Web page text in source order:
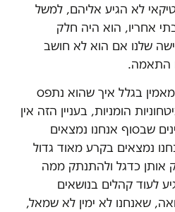
לא הגיע אליהם, למשל
ועקבתי אחריו, הוא היה חלק
שלנו אם הוא לא חושב
התאמה.
מאמין בגלל איך שהוא נתפס
הומניות, בעניין הזה אין
שבסוף אנחנו נמצאים
נמצאים בקרע מאוד גדול
אותן כדגל ולהתנתק ממה
לעוד קהלים בנושאים
שאנחנו לא ימין לא שמאל,